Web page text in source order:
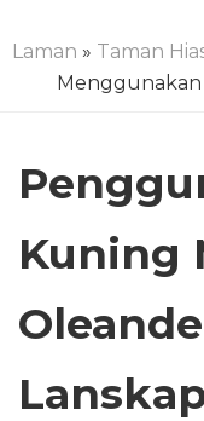
Laman » Taman
Menggunakan
Kuning